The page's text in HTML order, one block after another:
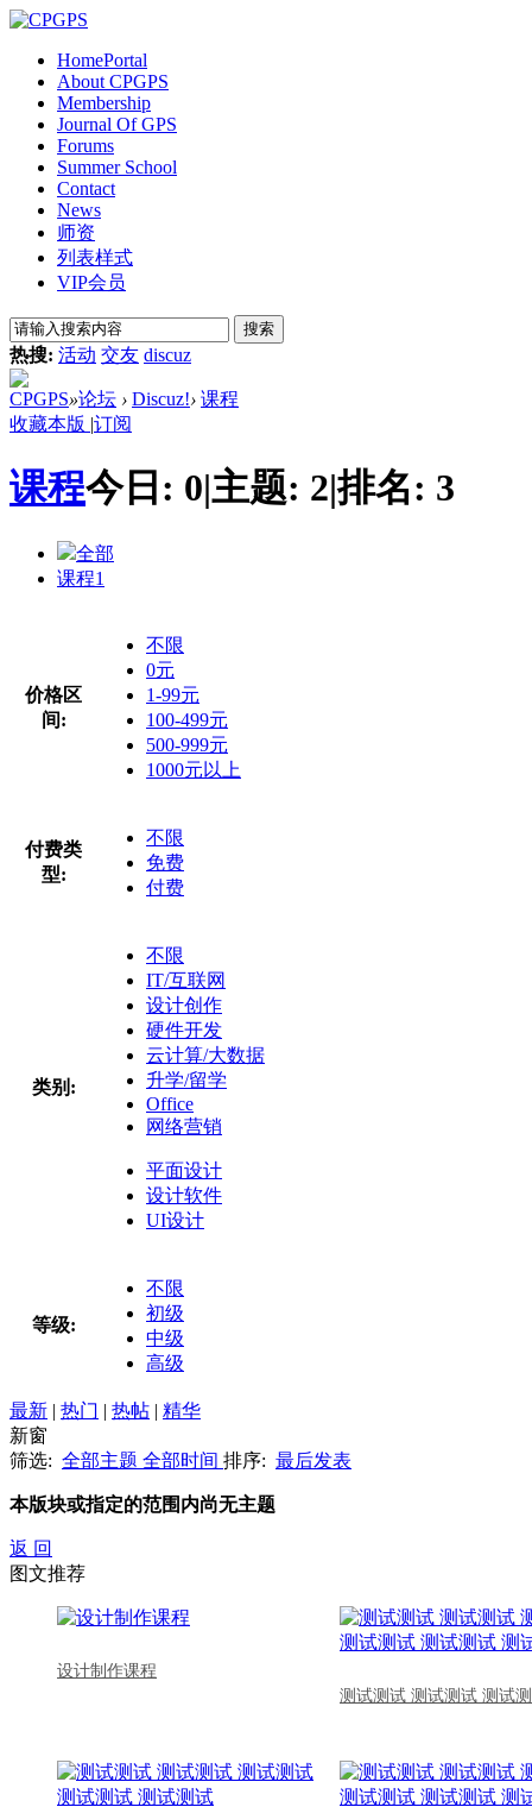
HomePortal
About CPGPS
Membership
Journal Of GPS
Forums
Summer School
Contact
News
师资
列表样式
VIP会员
搜索
热搜: 活动 交友 discuz
CPGPS»论坛 › Discuz!› 课程
收藏本版 |订阅
课程今日: 0|主题: 2|排名: 3
全部
课程1
价格区
间:
不限
0元
1-99元
100-499元
500-999元
1000元以上
付费类
型:
不限
免费
付费
类别:
不限
IT/互联网
设计创作
硬件开发
云计算/大数据
升学/留学
Office
网络营销
平面设计
设计软件
UI设计
等级:
不限
初级
中级
高级
最新 | 热门 | 热帖 | 精华
新窗
筛选: 全部主题 全部时间 排序: 最后发表
本版块或指定的范围内尚无主题
返 回
图文推荐
设计制作课程
测试测试 测试测试 测试